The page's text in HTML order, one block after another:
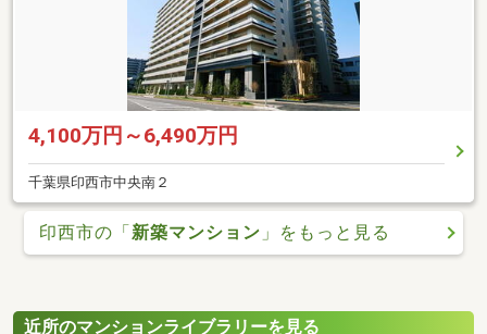
4,100万円～6,490万円
千葉県印西市中央南２
印西市の「 新築マンション 」をもっと見る
近所のマンションライブラリーを見る